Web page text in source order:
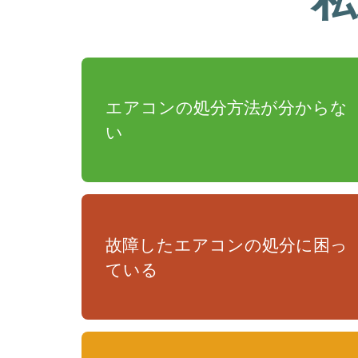
エアコンの処分方法が分からな
い
故障したエアコンの処分に困っ
ている